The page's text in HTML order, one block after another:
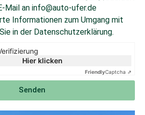
Mail an info@auto-ufer.de
Informationen zum Umgang mit
in der Datenschutzerklärung.
Hier klicken
FriendlyCaptcha ⇗
Senden